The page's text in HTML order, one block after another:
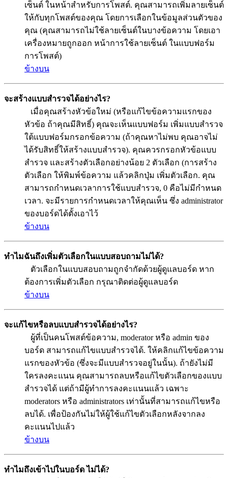
เซ็นต์ ในหน้าสำหรับการโพสต์. คุณสามารถเพิ่มลายเซ็นต์
ให้กับทุกโพสต์ของคุณ โดยการเลือกในข้อมูลส่วนตัวของ
คุณ (คุณสามารถไม่ใช้ลายเซ็นต์ในบางข้อความ โดยเอา
เครื่องหมายถูกออก หน้าการใช้ลายเซ็นต์ ในแบบฟอร์ม
การโพสต์)
ข้างบน
จะสร้างแบบสำรวจได้อย่างไร?
เมื่อคุณสร้างหัวข้อใหม่ (หรือแก้ไขข้อความแรกของ
หัวข้อ ถ้าคุณมีสิทธิ์) คุณจะเห็นแบบฟอร์ม เพิ่มแบบสำรวจ
ใต้แบบฟอร์มกรอกข้อความ (ถ้าคุณหาไม่พบ คุณอาจไม่
ได้รับสิทธิ์ให้สร้างแบบสำรวจ). คุณควรกรอกหัวข้อแบบ
สำรวจ และสร้างตัวเลือกอย่างน้อย 2 ตัวเลือก (การสร้าง
ตัวเลือก ให้พิมพ์ข้อความ แล้วคลิกปุ่ม เพิ่มตัวเลือก. คุณ
สามารถกำหนดเวลาการใช้แบบสำรวจ, 0 คือไม่มีกำหนด
เวลา. จะมีรายการกำหนดเวลาให้คุณเห็น ซึ่ง administrator
ของบอร์ดได้ตั้งเอาไว้
ข้างบน
ทำไมฉันถึงเพิ่มตัวเลือกในแบบสอบถามไม่ได้?
ตัวเลือกในแบบสอบถามถูกจำกัดด้วยผู้ดูแลบอร์ด หาก
ต้องการเพิ่มตัวเลือก กรุณาติดต่อผู้ดูแลบอร์ด
ข้างบน
จะแก้ไขหรือลบแบบสำรวจได้อย่างไร?
ผู้ที่เป็นคนโพสต์ข้อความ, moderator หรือ admin ของ
บอร์ด สามารถแก้ไขแบบสำรวจได้. ให้คลิกแก้ไขข้อความ
แรกของหัวข้อ (ซึ่งจะมีแบบสำรวจอยู่ในนั้น). ถ้ายังไม่มี
ใครลงคะแนน คุณสามารถลบหรือแก้ไขตัวเลือกของแบบ
สำรวจได้ แต่ถ้ามีผู้ทำการลงคะแนนแล้ว เฉพาะ
moderators หรือ administrators เท่านั้นที่สามารถแก้ไขหรือ
ลบได้. เพื่อป้องกันไม่ให้ผู้ใช้แก้ไขตัวเลือกหลังจากลง
คะแนนไปแล้ว
ข้างบน
ทำไมถึงเข้าไปในบอร์ด ไม่ได้?